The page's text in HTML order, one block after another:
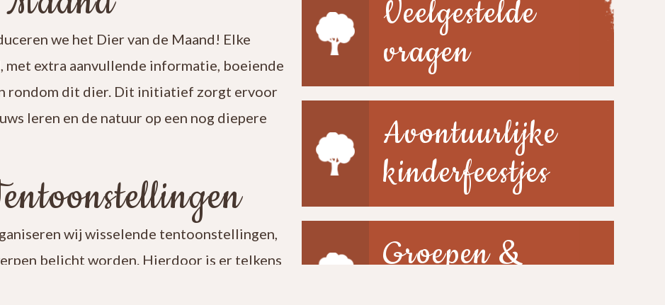
we het Dier van de Maand! Elke
met extra aanvullende informatie, boeiende
rondom dit dier. Dit initiatief zorgt ervoor
leren en de natuur op een nog diepere
wij wisselende tentoonstellingen,
belicht worden. Hierdoor is er telkens
Veelgestelde
vragen
Avontuurlijke
kinderfeestjes
Groepen &